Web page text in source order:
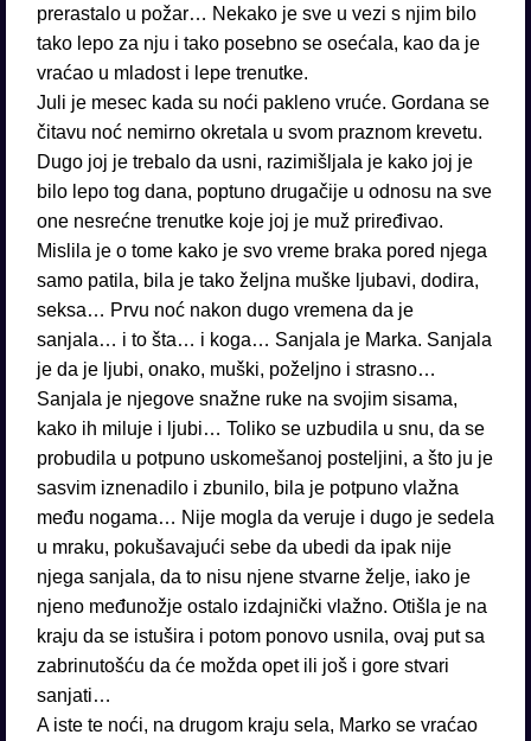
prerastalo u požar… Nekako je sve u vezi s njim bilo
tako lepo za nju i tako posebno se osećala, kao da je
vraćao u mladost i lepe trenutke.
Juli je mesec kada su noći pakleno vruće. Gordana se
čitavu noć nemirno okretala u svom praznom krevetu.
Dugo joj je trebalo da usni, razimišljala je kako joj je
bilo lepo tog dana, poptuno drugačije u odnosu na sve
one nesrećne trenutke koje joj je muž priređivao.
Mislila je o tome kako je svo vreme braka pored njega
samo patila, bila je tako željna muške ljubavi, dodira,
seksa… Prvu noć nakon dugo vremena da je
sanjala… i to šta… i koga… Sanjala je Marka. Sanjala
je da je ljubi, onako, muški, poželjno i strasno…
Sanjala je njegove snažne ruke na svojim sisama,
kako ih miluje i ljubi… Toliko se uzbudila u snu, da se
probudila u potpuno uskomešanoj posteljini, a što ju je
sasvim iznenadilo i zbunilo, bila je potpuno vlažna
među nogama… Nije mogla da veruje i dugo je sedela
u mraku, pokušavajući sebe da ubedi da ipak nije
njega sanjala, da to nisu njene stvarne želje, iako je
njeno međunožje ostalo izdajnički vlažno. Otišla je na
kraju da se istušira i potom ponovo usnila, ovaj put sa
zabrinutošću da će možda opet ili još i gore stvari
sanjati…
A iste te noći, na drugom kraju sela, Marko se vraćao